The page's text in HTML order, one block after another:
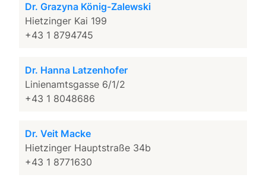
Dr. Grazyna König-Zalewski
Hietzinger Kai 199
+43 1 8794745
Dr. Hanna Latzenhofer
Linienamtsgasse 6/1/2
+43 1 8048686
Dr. Veit Macke
Hietzinger Hauptstraße 34b
+43 1 8771630